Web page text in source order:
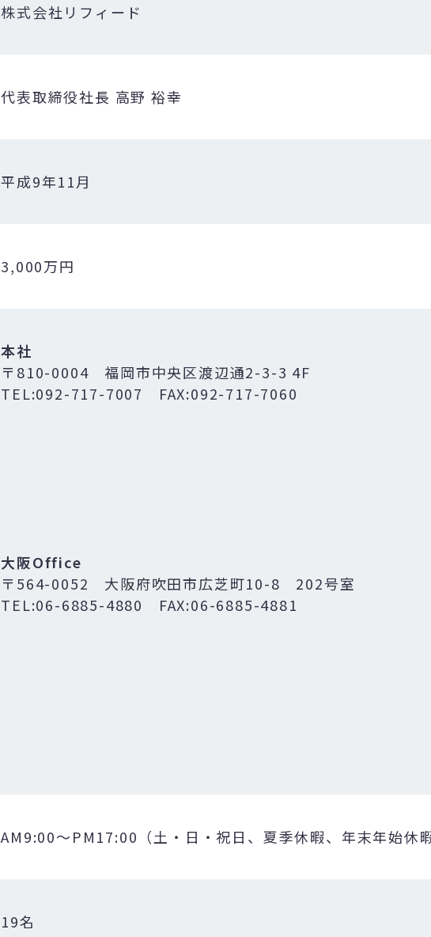
株式会社リフィード
代表取締役社長 高野 裕幸
平成9年11月
3,000万円
本社
〒810-0004 福岡市中央区渡辺通2-3-3 4F
TEL:092-717-7007
FAX:092-717-7060
大阪Office
〒564-0052 大阪府吹田市広芝町10-8 202号室
TEL:06-6885-4880
FAX:06-6885-4881
AM9:00～PM17:00 （土・日・祝日、夏季休暇、年末年始休
19名